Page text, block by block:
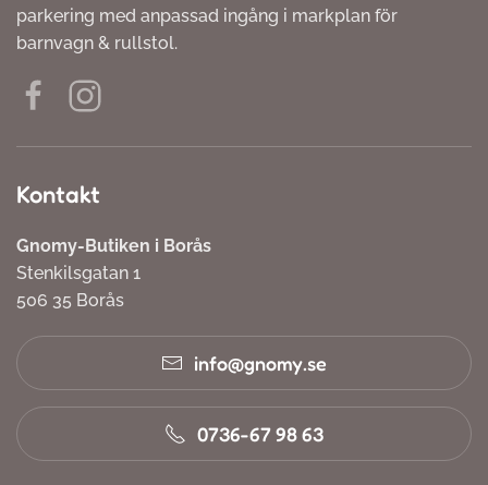
parkering med anpassad ingång i markplan för
barnvagn & rullstol.
Kontakt
Gnomy-Butiken i Borås
Stenkilsgatan 1
506 35 Borås
info@gnomy.se
0736-67 98 63